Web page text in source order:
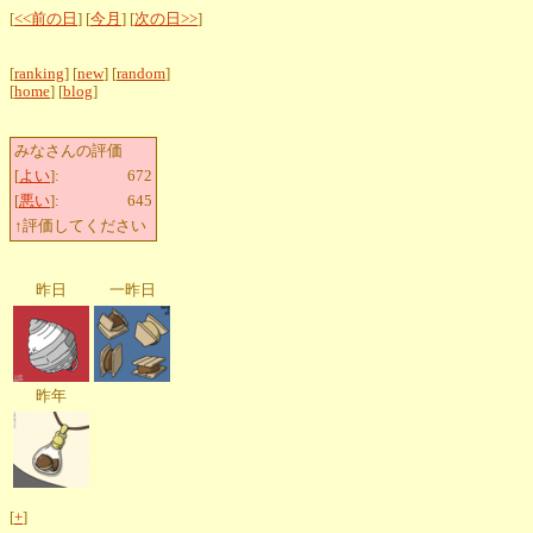
[<<前の日 ] [今月 ] [次の日>>]
[ranking] [new] [random]
[home] [blog]
みなさんの評価
[よい]:
672
[悪い]:
645
↑評価してください
昨日 一昨日
昨年
[+]